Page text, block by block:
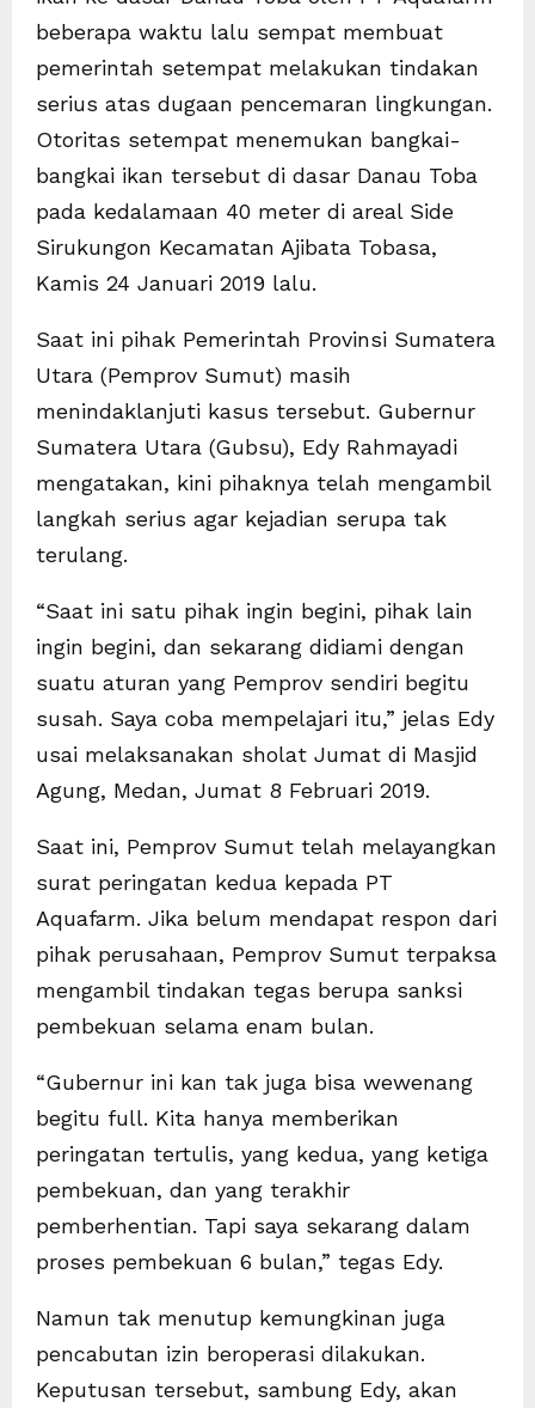
beberapa waktu lalu sempat membuat
pemerintah setempat melakukan tindakan
serius atas dugaan pencemaran lingkungan.
Otoritas setempat menemukan bangkai-
bangkai ikan tersebut di dasar Danau Toba
pada kedalamaan 40 meter di areal Side
Sirukungon Kecamatan Ajibata Tobasa,
Kamis 24 Januari 2019 lalu.
Saat ini pihak Pemerintah Provinsi Sumatera
Utara (Pemprov Sumut) masih
menindaklanjuti kasus tersebut. Gubernur
Sumatera Utara (Gubsu), Edy Rahmayadi
mengatakan, kini pihaknya telah mengambil
langkah serius agar kejadian serupa tak
terulang.
“Saat ini satu pihak ingin begini, pihak lain
ingin begini, dan sekarang didiami dengan
suatu aturan yang Pemprov sendiri begitu
susah. Saya coba mempelajari itu,” jelas Edy
usai melaksanakan sholat Jumat di Masjid
Agung, Medan, Jumat 8 Februari 2019.
Saat ini, Pemprov Sumut telah melayangkan
surat peringatan kedua kepada PT
Aquafarm. Jika belum mendapat respon dari
pihak perusahaan, Pemprov Sumut terpaksa
mengambil tindakan tegas berupa sanksi
pembekuan selama enam bulan.
“Gubernur ini kan tak juga bisa wewenang
begitu full. Kita hanya memberikan
peringatan tertulis, yang kedua, yang ketiga
pembekuan, dan yang terakhir
pemberhentian. Tapi saya sekarang dalam
proses pembekuan 6 bulan,” tegas Edy.
Namun tak menutup kemungkinan juga
pencabutan izin beroperasi dilakukan.
Keputusan tersebut, sambung Edy, akan